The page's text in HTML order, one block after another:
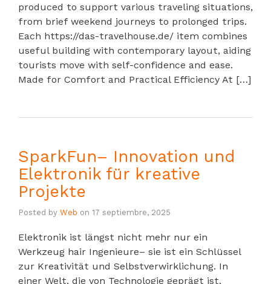
produced to support various traveling situations,
from brief weekend journeys to prolonged trips.
Each https://das-travelhouse.de/ item combines
useful building with contemporary layout, aiding
tourists move with self-confidence and ease.
Made for Comfort and Practical Efficiency At […]
SparkFun– Innovation und
Elektronik für kreative
Projekte
Posted by Web on 17 septiembre, 2025
Elektronik ist längst nicht mehr nur ein
Werkzeug hair Ingenieure– sie ist ein Schlüssel
zur Kreativität und Selbstverwirklichung. In
einer Welt, die von Technologie geprägt ist,